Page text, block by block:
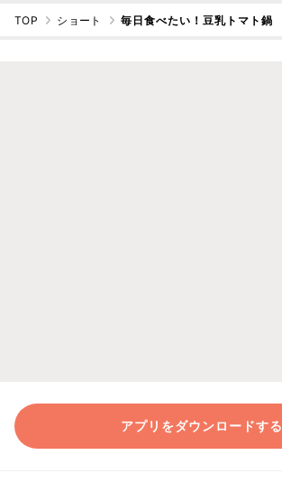
TOP ショート 毎日食べたい！豆乳トマト鍋
アプリをダウンロードする